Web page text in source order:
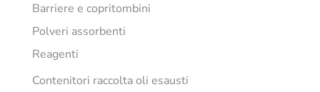
Barriere e copritombini
Polveri assorbenti
Reagenti
Contenitori raccolta oli esausti